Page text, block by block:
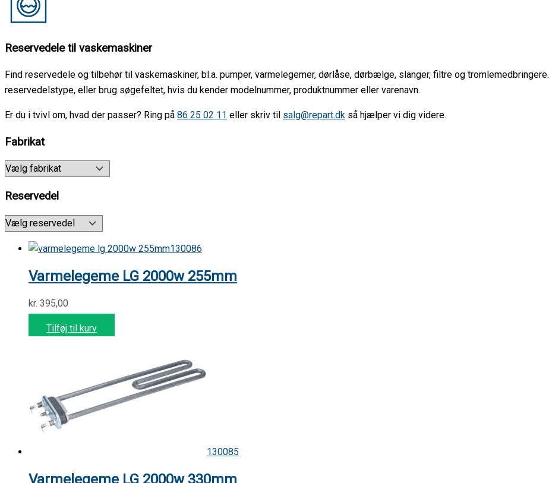
Reservedele til vaskemaskiner
Find reservedele og tilbehør til vaskemaskiner, bl.a. pumper, varmelegemer, dørlåse, dørbælge, slanger, filtre og tromlemedbringere.
reservedelstype, eller brug søgefeltet, hvis du kender modelnummer, produktnummer eller varenavn.
Er du i tvivl om, hvad der passer? Ring på 86 25 02 11 eller skriv til salg@repart.dk så hjælper vi dig videre.
Fabrikat
Reservedel
130086
Varmelegeme LG 2000w 255mm
kr. 395,00
Tilføj til kurv
130085
Varmelegeme LG 2000w 330mm